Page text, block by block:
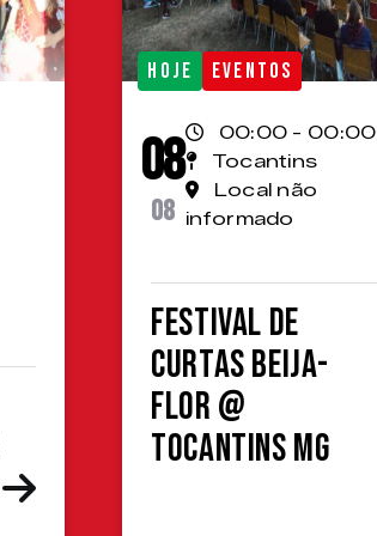
HOJE EVENTOS
08
08
00:00 - 00:00
Tocantins
Local não
informado
Festival de
Curtas Beija-
Flor @
Tocantins MG